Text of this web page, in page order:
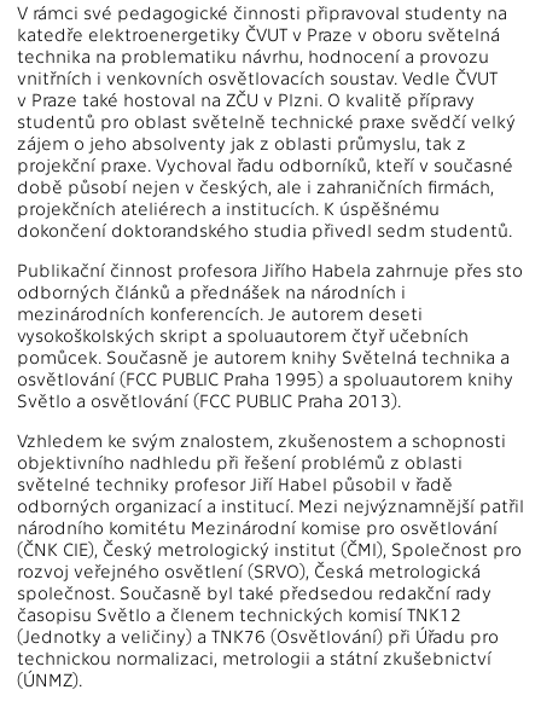
V rámci své pedagogické činnosti připravoval studenty na
katedře elektroenergetiky ČVUT v Praze v oboru světelná
technika na problematiku návrhu, hodnocení a provozu
vnitřních i venkovních osvětlovacích soustav. Vedle ČVUT
v Praze také hostoval na ZČU v Plzni. O kvalitě přípravy
studentů pro oblast světelně technické praxe svědčí velký
zájem o jeho absolventy jak z oblasti průmyslu, tak z
projekční praxe. Vychoval řadu odborníků, kteří v současné
době působí nejen v českých, ale i zahraničních firmách,
projekčních ateliérech a institucích. K úspěšnému
dokončení doktorandského studia přivedl sedm studentů.
Publikační činnost profesora Jiřího Habela zahrnuje přes sto
odborných článků a přednášek na národních i
mezinárodních konferencích. Je autorem deseti
vysokoškolských skript a spoluautorem čtyř učebních
pomůcek. Současně je autorem knihy Světelná technika a
osvětlování (FCC PUBLIC Praha 1995) a spoluautorem knihy
Světlo a osvětlování (FCC PUBLIC Praha 2013).
Vzhledem ke svým znalostem, zkušenostem a schopnosti
objektivního nadhledu při řešení problémů z oblasti
světelné techniky profesor Jiří Habel působil v řadě
odborných organizací a institucí. Mezi nejvýznamnější patřil
národního komitétu Mezinárodní komise pro osvětlování
(ČNK CIE), Český metrologický institut (ČMI), Společnost pro
rozvoj veřejného osvětlení (SRVO), Česká metrologická
společnost. Současně byl také předsedou redakční rady
časopisu Světlo a členem technických komisí TNK12
(Jednotky a veličiny) a TNK76 (Osvětlování) při Úřadu pro
technickou normalizaci, metrologii a státní zkušebnictví
(ÚNMZ).